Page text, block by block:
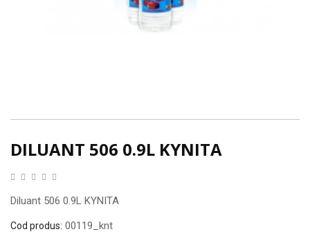
DILUANT 506 0.9L KYNITA
Diluant 506 0.9L KYNITA
Cod produs: 00119_knt